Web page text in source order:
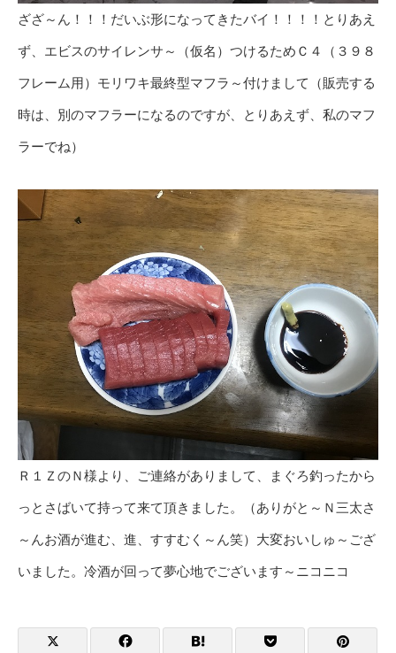
ざざ～ん！！！だいぶ形になってきたバイ！！！！とりあえ
ず、エビスのサイレンサ～（仮名）つけるためＣ４（３９８
フレーム用）モリワキ最終型マフラ～付けまして（販売する
時は、別のマフラーになるのですが、とりあえず、私のマフ
ラーでね）
Ｒ１ＺのＮ様より、ご連絡がありまして、まぐろ釣ったから
っとさばいて持って来て頂きました。（ありがと～Ｎ三太さ
～んお酒が進む、進、すすむく～ん笑）大変おいしゅ～ござ
いました。冷酒が回って夢心地でございます～ニコニコ